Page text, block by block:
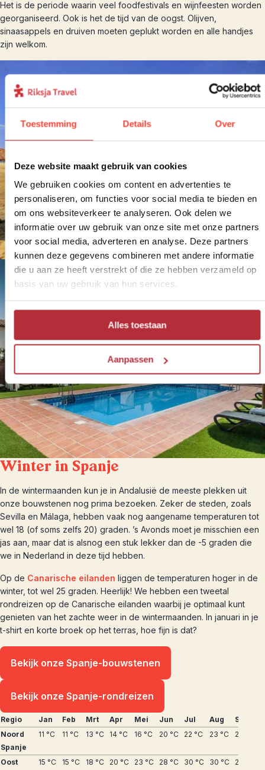
Toestemming Details Over
Deze website maakt gebruik van cookies
We gebruiken cookies om content en advertenties te
personaliseren, om functies voor social media te bieden en
om ons websiteverkeer te analyseren. Ook delen we
informatie over uw gebruik van onze site met onze partners
voor social media, adverteren en analyse. Deze partners
kunnen deze gegevens combineren met andere informatie
die u aan ze heeft verstrekt of die ze hebben verzameld op
basis van uw gebruik van hun services.
Alles toestaan
Aanpassen
Het is de periode waarin veel foodfestivals en wijnfeesten worden
georganiseerd. Ook is het de tijd van de oogst. Olijven,
sinaasappels en druiven moeten geplukt worden en alle handjes
zijn welkom.
Winter in Spanje
In de wintermaanden kun je in Andalusië de meeste plekken uit
onze bouwstenen nog prima bezoeken. Zeker de steden, zoals
Sevilla en Málaga, hebben vaak nog aangename temperaturen tot
wel 18 (of soms zelfs 20) graden. ’s Avonds moet je misschien een
jas aan, maar dat is alsnog een stuk lekker dan de -5 graden die
we in Nederland in deze tijd hebben.
Op de Canarische eilanden liggen de temperaturen hoger in de
winter, tot wel 25 graden. Heerlijk! We hebben een tweetal
rondreizen op de Canarische eilanden waarbij je optimaal kunt
genieten van het zachte weer in de wintermaanden. In januari in je
t-shirt en korte broek op het terras, hoe fijn is dat?
Bekijk onze Spanje-bouwstenen
Bekijk onze Spanje-rondreizen
Regio Jan Feb Mrt Apr Mei Jun Jul Aug Sep
Noord
Spanje
11 °C 11 °C 13 °C 14 °C 16 °C 20 °C 22 °C 23 °C 22 °C
Oost
15 °C 15 °C 18 °C 20 °C 23 °C 28 °C 30 °C 30 °C 28 °C